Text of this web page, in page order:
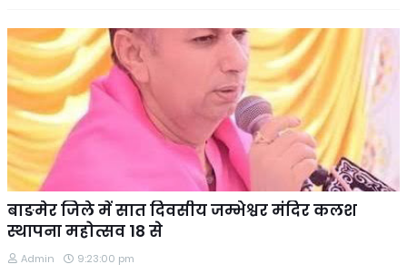
बाङमेर जिले में सात दिवसीय जम्भेश्वर मंदिर कलश
स्थापना महोत्सव 18 से
Admin 9:23:00 pm